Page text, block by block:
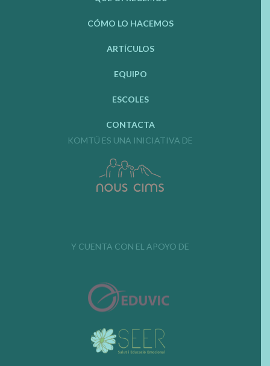
CÓMO LO HACEMOS
ARTÍCULOS
EQUIPO
ESCOLES
CONTACTA
KOMTÜ ES UNA INICIATIVA DE
Y CUENTA CON EL APOYO DE